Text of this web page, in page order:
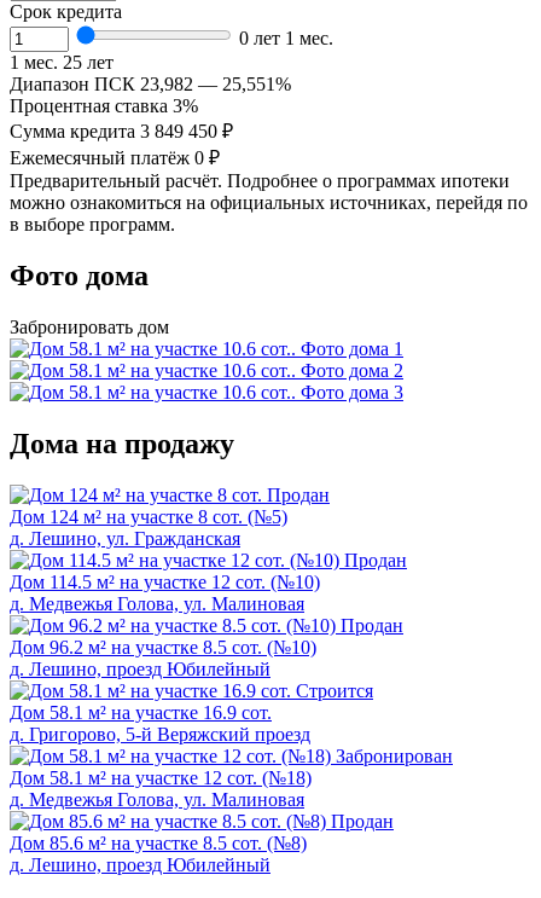
Срок кредита
0 лет 1 мес.
1 мес. 25 лет
Диапазон ПСК 23,982 — 25,551%
Процентная ставка 3%
Сумма кредита 3 849 450 ₽
Ежемесячный платёж 0 ₽
Предварительный расчёт. Подробнее о программах ипотеки
можно ознакомиться на официальных источниках, перейдя по
в выборе программ.
Фото дома
Забронировать дом
Дома на продажу
Продан
Дом 124 м² на участке 8 сот. (№5)
д. Лешино, ул. Гpaждaнская
Продан
Дом 114.5 м² на участке 12 сот. (№10)
д. Медвежья Голова, ул. Малиновая
Продан
Дом 96.2 м² на участке 8.5 сот. (№10)
д. Лешино, проезд Юбилейный
Cтроится
Дом 58.1 м² на участке 16.9 сот.
д. Григорово, 5-й Веряжский проезд
Забронирован
Дом 58.1 м² на участке 12 сот. (№18)
д. Медвежья Голова, ул. Малиновая
Продан
Дом 85.6 м² на участке 8.5 сот. (№8)
д. Лeшино, проезд Юбилейный